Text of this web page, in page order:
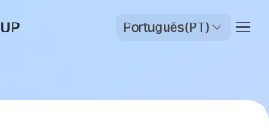
Português(PT)